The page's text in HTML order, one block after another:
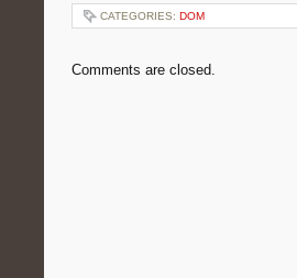
CATEGORIES: DOM
Comments are closed.